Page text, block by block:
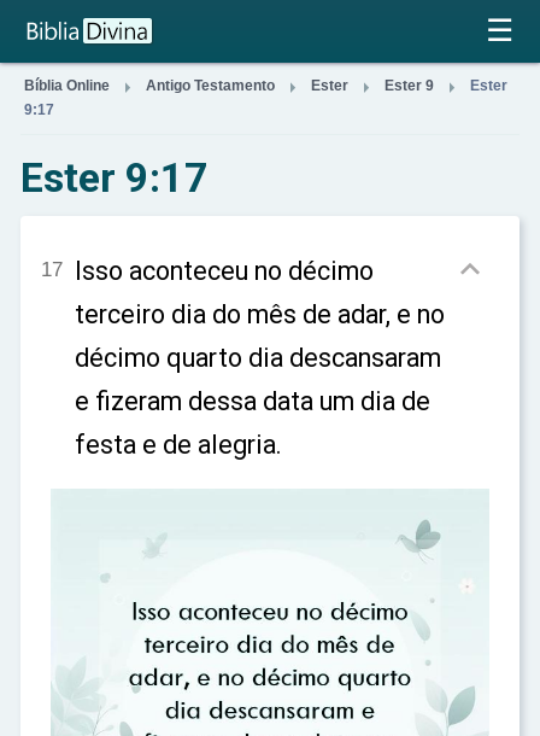
×
☰
Bíblia Online  Antigo Testamento  Ester  Ester 9 
Ester
9:17
Ester 9:17
17 Isso aconteceu no décimo
terceiro dia do mês de adar, e no
décimo quarto dia descansaram
e fizeram dessa data um dia de
festa e de alegria.
